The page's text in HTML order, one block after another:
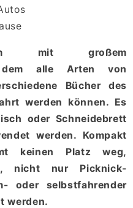
mit großem
dem alle Arten von
Bücher des
werden können. Es
oder Schneidebrett
werden. Kompakt
keinen Platz weg,
nicht nur Picknick-
oder selbstfahrender
werden.